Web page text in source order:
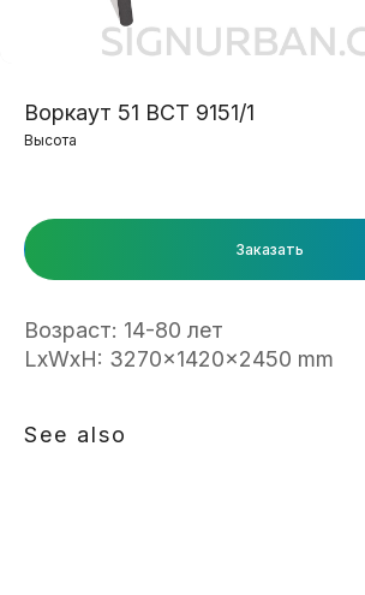
Воркаут 51 ВСТ 9151/1
Высота
Заказать
Возраст: 14-80 лет
LxWxH: 3270x1420x2450 mm
See also